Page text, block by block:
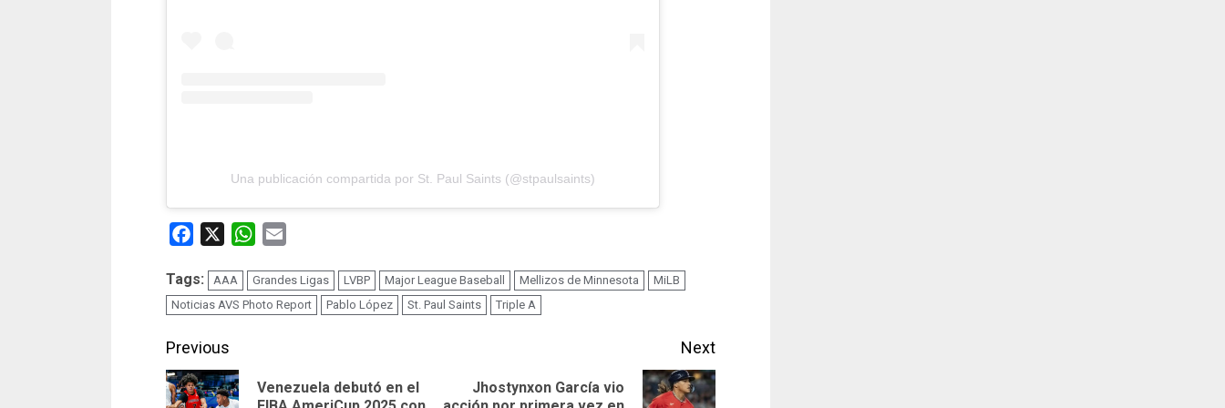
Una publicación compartida por St. Paul Saints (@stpaulsaints)
Facebook WhatsApp
Tags: AAA Grandes Ligas LVBP Major League Baseball Mellizos de Minnesota
MiLB
Noticias AVS Photo Report
Pablo López St. Paul Saints Triple A
Continue
Reading
Previous
Previous
Venezuela debutó en el
Next
Next
Jhostynxon García vio